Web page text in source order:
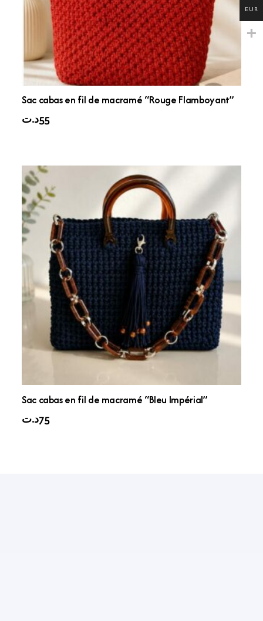
Sac cabas en fil de macramé “Rouge Flamboyant”
55د.ت
Sac cabas en fil de macramé “Bleu Impérial”
75د.ت
EUR